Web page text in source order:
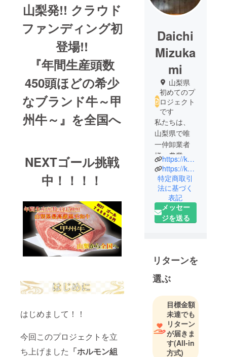
山梨発!! クラウド
ファンディング初
登場!!
『年間生産頭数
450頭ほどの希少
なブランド牛～甲
州牛～』を全国へ
NEXTゴール挑戦
中！！！！
はじめまして！！
今回このプロジェクトを立
ち上げました 「ホルモン組
Daichi
Mizuka
mi
山梨県
初めてのプ
ロジェクト
です
私たちは、
山梨県で唯
一仲卸業者
様、農業協
同組合の認
可のもと
『甲州牛一
頭買い』を
している炭
火焼肉店を
山梨県の最
高級黒毛和
牛『甲州
の方に知っ
て頂き、山
梨県の地域
活性化を目
指していま
https://koshu-niku.com/
https://koshu-niku.com/nikuban/
特定商取引
法に基づく
表記
メッセー
ジを送る
リターンを
選ぶ
目標金額
未達でも
リターン
が届きま
す(All-in
方式)